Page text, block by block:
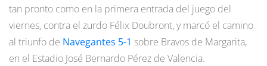
tan pronto como en la primera entrada del juego del
viernes, contra el zurdo Félix Doubront, y marcó el camino
al triunfo de Navegantes 5-1 sobre Bravos de Margarita,
en el Estadio José Bernardo Pérez de Valencia.